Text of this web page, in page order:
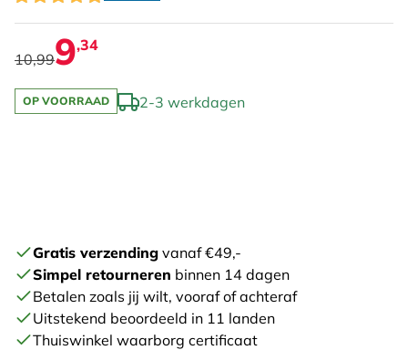
10,999,34
OP VOORRAAD 2-3 werkdagen
Gratis verzending vanaf €49,-
Simpel retourneren binnen 14 dagen
Betalen zoals jij wilt, vooraf of achteraf
Uitstekend beoordeeld in 11 landen
Thuiswinkel waarborg certificaat